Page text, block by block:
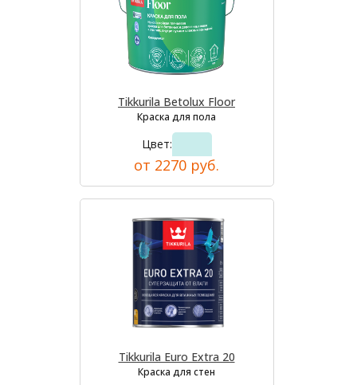
Tikkurila Betolux Floor
Краска для пола
Цвет:
от 2270 руб.
Tikkurila Euro Extra 20
Краска для стен